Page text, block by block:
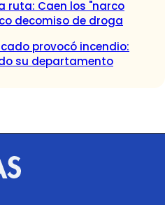
ruta: Caen los "narco
decomiso de droga
provocó incendio:
su departamento